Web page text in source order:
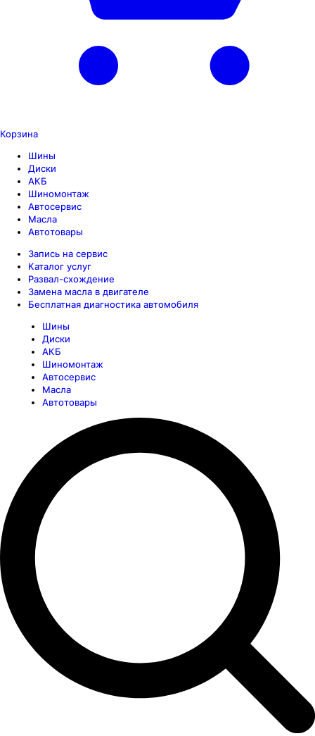
Корзина
Шины
Диски
АКБ
Шиномонтаж
Автосервис
Масла
Автотовары
Запись на сервис
Каталог услуг
Развал-схождение
Замена масла в двигателе
Бесплатная диагностика автомобиля
Шины
Диски
АКБ
Шиномонтаж
Автосервис
Масла
Автотовары